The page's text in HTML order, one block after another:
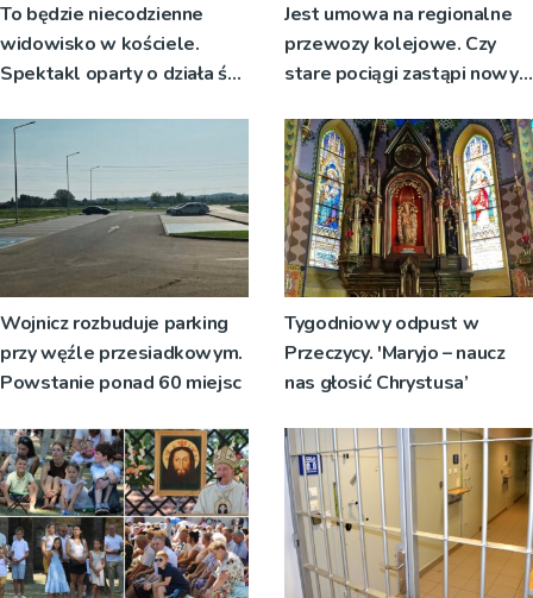
To będzie niecodzienne
widowisko w kościele.
Spektakl oparty o działa św.
Jest umowa na regionalne
przewozy kolejowe. Czy
stare pociągi zastąpi nowy
Wojnicz rozbuduje parking
przy węźle przesiadkowym.
Powstanie ponad 60 miejsc
Tygodniowy odpust w
Przeczycy. 'Maryjo – naucz
nas głosić Chrystusa’